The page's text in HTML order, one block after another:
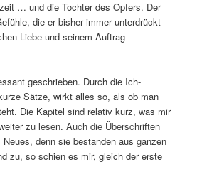
… und die Tochter des Opfers. Der
die er bisher immer unterdrückt
Liebe und seinem Auftrag
geschrieben. Durch die Ich-
Sätze, wirkt alles so, als ob man
Die Kapitel sind relativ kurz, was mir
zu lesen. Auch die Überschriften
denn sie bestanden aus ganzen
zu, so schien es mir, gleich der erste